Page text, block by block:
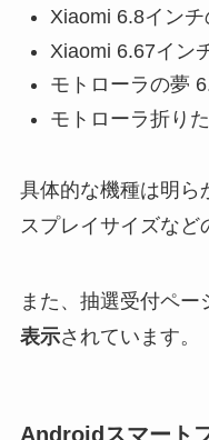
Xiaomi 6.8イン
Xiaomi 6.67イ
モトローラの夢
モトローラ折り
具体的な機種は明ら
スプレイサイズなど
また、抽選受付ペー
表示されています。
Androidスマート